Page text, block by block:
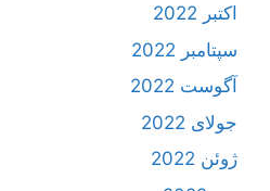
اکتبر 2022
سپتامبر 2022
آگوست 2022
جولای 2022
ژوئن 2022